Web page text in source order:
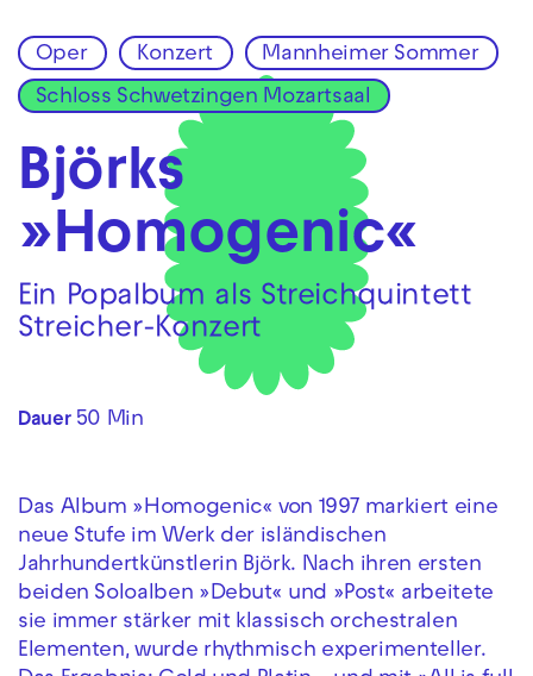
Zur Hauptnavigation springen
Zum Hauptinhalt springen Zum Footer springen
Oper Konzert Mannheimer Sommer
Schloss Schwetzingen Mozartsaal
Björks
»Homogenic«
Ein Popalbum als Streichquintett
Streicher-Konzert
Dauer 50 Min
Das Album »Homogenic« von 1997 markiert eine
neue Stufe im Werk der isländischen
Jahrhundertkünstlerin Björk. Nach ihren ersten
beiden Soloalben »Debut« und »Post« arbeitete
sie immer stärker mit klassisch orchestralen
Elementen, wurde rhythmisch experimenteller.